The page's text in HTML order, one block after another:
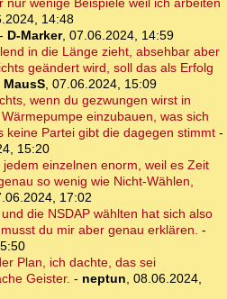
nur wenige Beispiele weil ich arbeiten
14:48
- D-Marker, 07.06.2024, 14:59
in die Länge zieht, absehbar aber
geändert wird, soll das als Erfolg
MausS, 07.06.2024, 15:09
wenn du gezwungen wirst in
einzubauen, was sich
keine Partei gibt die dagegen stimmt -
15:20
einzelnen enorm, weil es Zeit
so wenig wie Nicht-Wählen,
17:02
die NSDAP wählten hat sich also
du mir aber genau erklären. -
Plan, ich dachte, das sei
Geister. - neptun, 08.06.2024,